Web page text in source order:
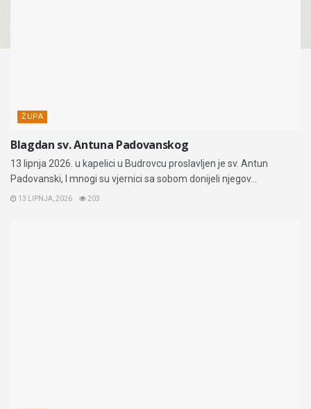
ŽUPA
Blagdan sv. Antuna Padovanskog
13 lipnja 2026. u kapelici u Budrovcu proslavljen je sv. Antun
Padovanski, I mnogi su vjernici sa sobom donijeli njegov...
13 LIPNJA, 2026 203